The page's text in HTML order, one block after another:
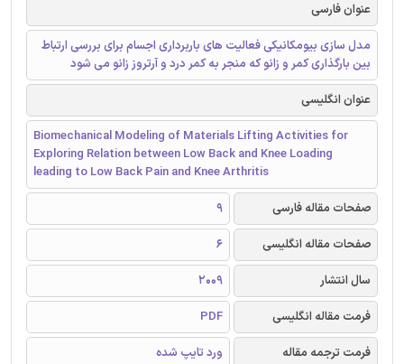
عنوان فارسی
مدل سازی بیومکانیکی فعالیت های باربرداری اجسام برای بررسی ارتباط
بین بارگذاری کمر و زانو که منجر به کمر درد و آرتروز زانو می شود
عنوان انگلیسی
Biomechanical Modeling of Materials Lifting Activities for
Exploring Relation between Low Back and Knee Loading
leading to Low Back Pain and Knee Arthritis
صفحات مقاله فارسی
9
صفحات مقاله انگلیسی
6
سال انتشار
2009
فرمت مقاله انگلیسی
PDF
فرمت ترجمه مقاله
ورد تایپ شده